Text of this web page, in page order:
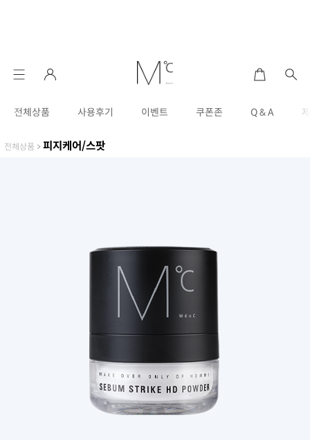
전체상품 사용후기 이벤트 쿠폰존 Q & A
전체상품 > 피지케어/스팟